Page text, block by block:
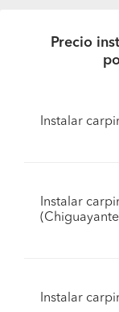
Precio
Instalar
Instalar
Instalar